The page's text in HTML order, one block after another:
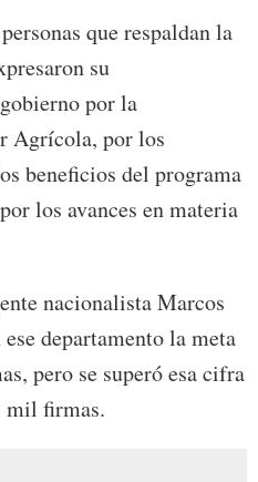
que respaldan la
su
por la
Agrícola, por los
beneficios del programa
los avances en materia
nacionalista Marcos
departamento la meta
pero se superó esa cifra
mil firmas.